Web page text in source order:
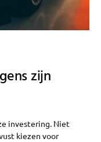
zijn
investering. Niet
kiezen voor